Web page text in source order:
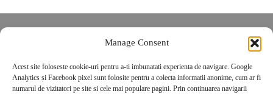
Manage Consent
Acest site foloseste cookie-uri pentru a-ti imbunatati experienta de navigare. Google
Analytics și Facebook pixel sunt folosite pentru a colecta informatii anonime, cum ar fi
numarul de vizitatori pe site si cele mai populare pagini. Prin continuarea navigarii
POLITICĂ DE CONFIDENȚIALITATE
Politica de cookies